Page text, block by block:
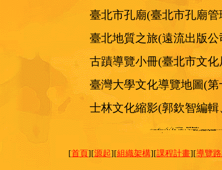
臺北市孔廟(臺北市孔廟
臺北地質之旅(遠流出版公
古蹟導覽小冊(臺北市文化
臺灣大學文化導覽地圖(第
士林文化縮影(郭欽智編
[首頁][源起][組織架構][課程計畫][導覽